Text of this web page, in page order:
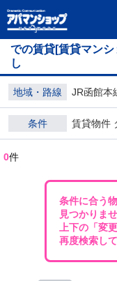
での賃貸[賃貸マン
し
地域・路線 JR函館本
条件 賃貸物件
0件
条件に合う
見つかりま
上下の「変
再度検索し